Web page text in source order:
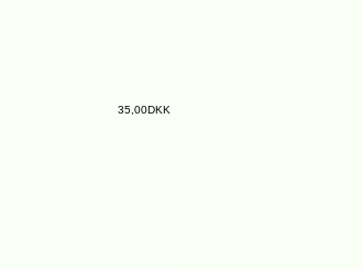
35,00DKK